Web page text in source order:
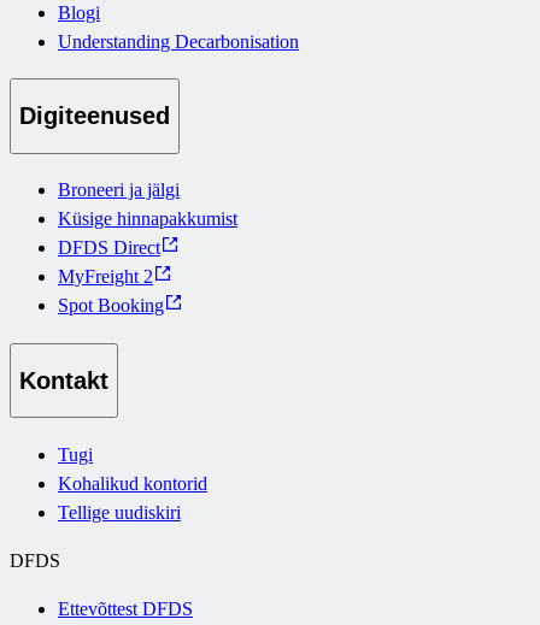
Blogi
Understanding Decarbonisation
Digiteenused
Broneeri ja jälgi
Küsige hinnapakkumist
DFDS Direct
MyFreight 2
Spot Booking
Kontakt
Tugi
Kohalikud kontorid
Tellige uudiskiri
DFDS
Ettevõttest DFDS